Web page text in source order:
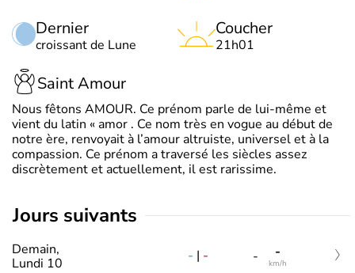
Dernier
croissant de Lune
Coucher
21h01
Saint Amour
Nous fêtons AMOUR. Ce prénom parle de lui-même et
vient du latin « amor . Ce nom très en vogue au début de
notre ère, renvoyait à l’amour altruiste, universel et à la
compassion. Ce prénom a traversé les siècles assez
discrètement et actuellement, il est rarissime.
jours suivants
Demain,
Lundi 10
- | - - -
km/h